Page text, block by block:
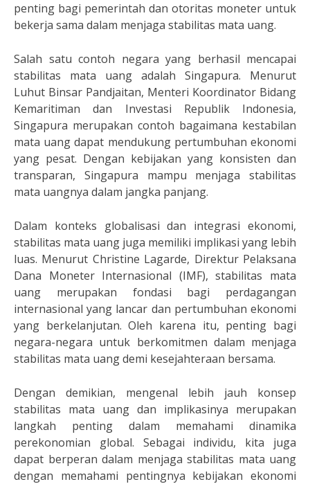
penting bagi pemerintah dan otoritas moneter untuk
bekerja sama dalam menjaga stabilitas mata uang.
Salah satu contoh negara yang berhasil mencapai
stabilitas mata uang adalah Singapura. Menurut
Luhut Binsar Pandjaitan, Menteri Koordinator Bidang
Kemaritiman dan Investasi Republik Indonesia,
Singapura merupakan contoh bagaimana kestabilan
mata uang dapat mendukung pertumbuhan ekonomi
yang pesat. Dengan kebijakan yang konsisten dan
transparan, Singapura mampu menjaga stabilitas
mata uangnya dalam jangka panjang.
Dalam konteks globalisasi dan integrasi ekonomi,
stabilitas mata uang juga memiliki implikasi yang lebih
luas. Menurut Christine Lagarde, Direktur Pelaksana
Dana Moneter Internasional (IMF), stabilitas mata
uang merupakan fondasi bagi perdagangan
internasional yang lancar dan pertumbuhan ekonomi
yang berkelanjutan. Oleh karena itu, penting bagi
negara-negara untuk berkomitmen dalam menjaga
stabilitas mata uang demi kesejahteraan bersama.
Dengan demikian, mengenal lebih jauh konsep
stabilitas mata uang dan implikasinya merupakan
langkah penting dalam memahami dinamika
perekonomian global. Sebagai individu, kita juga
dapat berperan dalam menjaga stabilitas mata uang
dengan memahami pentingnya kebijakan ekonomi